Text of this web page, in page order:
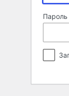
Пароль